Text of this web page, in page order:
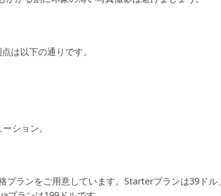
は以下の通りです。
ション。
ランをご用意しています。Starterプランは39ドル、